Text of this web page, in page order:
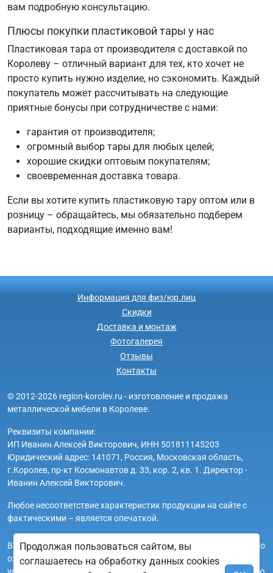
вам подробную консультацию.
Плюсы покупки пластиковой тары у нас
Пластиковая тара от производителя с доставкой по
Королеву – отличный вариант для тех, кто хочет не
просто купить нужно изделие, но сэкономить. Каждый
покупатель может рассчитывать на следующие
приятные бонусы при сотрудничестве с нами:
гарантия от производителя;
огромный выбор тары для любых целей;
хорошие скидки оптовым покупателям;
своевременная доставка товара.
Если вы хотите купить пластиковую тару оптом или в
розницу – обращайтесь, мы обязательно подберем
варианты, подходящие именно вам!
Информация для физ/юр.лиц
Скидки
Доставка и монтаж
Фотогалерея
Отзывы
Контакты
© 2012-2026 region-korolev.ru - изготовление и продажа
металлической мебели в Королеве.
Реквизиты компании:
ИП Иванин Алексей Викторович, ИНН 501811145203
Юридический адрес: 141071, Россия, Московская область,
г.Королев, пр-кт Космонавтов д. 33, кор. 2, кв. 1. Директор -
Иванин Алексей Викторович.
Любое несоответствие характеристик продукции на сайте с
фактическими – является опечаткой.
Вся информация на сайте region-korolev.ru носит исключительно
ознакомительный и справочный характер и ни при каких
условиях не является публичной офертой. Всю дополнительную
Продолжая пользоваться сайтом, вы
соглашаетесь на обработку данных cookies